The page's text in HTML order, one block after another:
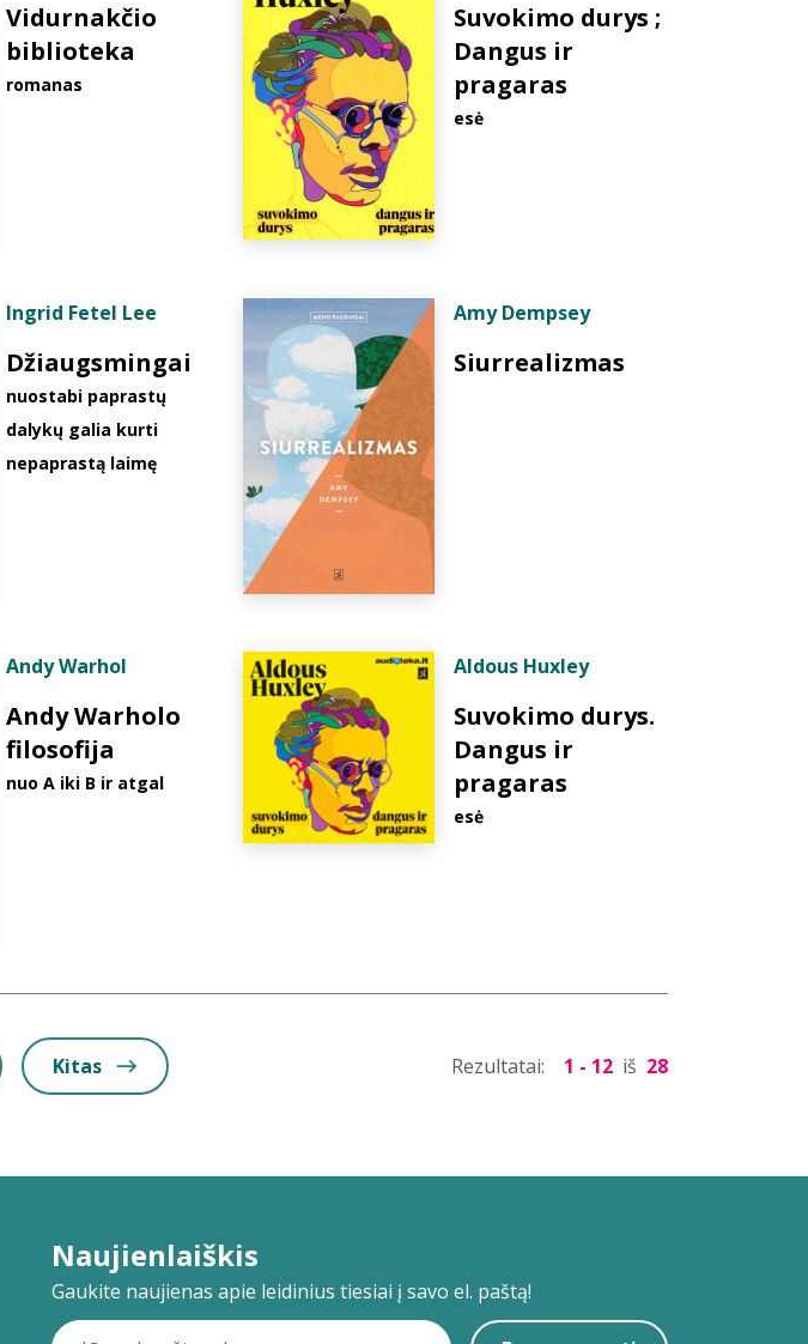
Vidurnakčio
biblioteka
romanas
Suvokimo durys ;
Dangus ir
pragaras
esė
Ingrid Fetel Lee
Džiaugsmingai
nuostabi paprastų
dalykų galia kurti
nepaprastą laimę
Amy Dempsey
Siurrealizmas
Andy Warhol
Andy Warholo
filosofija
nuo A iki B ir atgal
Aldous Huxley
Suvokimo durys.
Dangus ir
pragaras
esė
Kitas Rezultatai: 1 - 12 iš 28
Naujienlaiškis
Gaukite naujienas apie leidinius tiesiai į savo el. paštą!